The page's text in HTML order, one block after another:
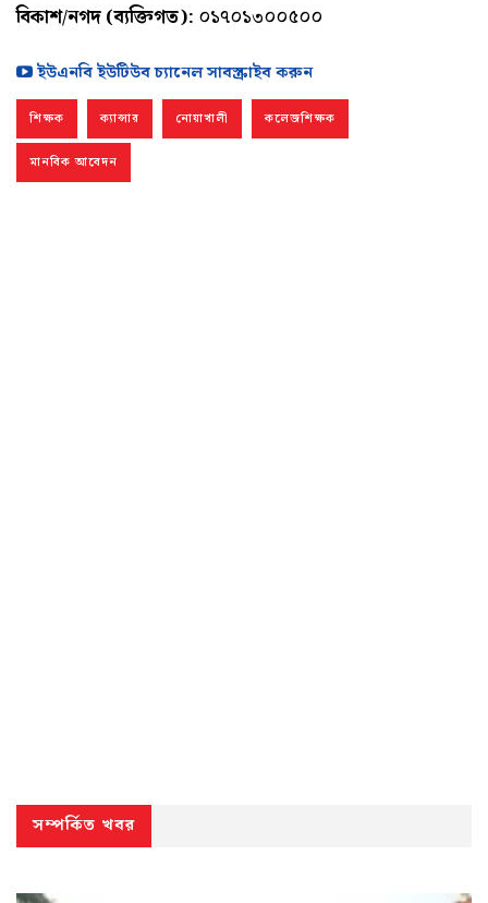
বিকাশ/নগদ (ব্যক্তিগত): ০১৭০১৩০০৫০০
ইউএনবি ইউটিউব চ্যানেল সাবস্ক্রাইব করুন
শিক্ষক ক্যান্সার নোয়াখালী কলেজশিক্ষক
মানবিক আবেদন
সম্পর্কিত খবর